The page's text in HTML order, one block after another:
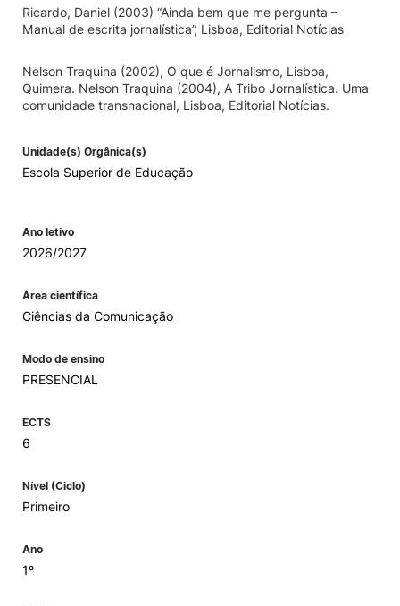
Ricardo, Daniel (2003) “Ainda bem que me pergunta –
Manual de escrita jornalística”, Lisboa, Editorial Notícias
Nelson Traquina (2002), O que é Jornalismo, Lisboa,
Quimera. Nelson Traquina (2004), A Tribo Jornalística. Uma
comunidade transnacional, Lisboa, Editorial Notícias.
Unidade(s) Orgânica(s)
Escola Superior de Educação
Ano letivo
2026/2027
Área científica
Ciências da Comunicação
Modo de ensino
PRESENCIAL
ECTS
6
Nível (Ciclo)
Primeiro
Ano
1º